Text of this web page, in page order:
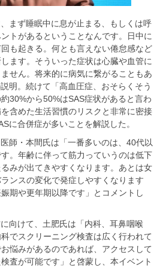
まず睡眠中に息が止まる、もしくは呼
トがあるということなんです。日中に
も起きる。何とも言えない倦怠感など
ます。そういった症状は心臓や血管に
せん。将来的に病気に繋がることもあ
明。続けて「高血圧症、おそらくそう
30%から50%はSAS症状があると言わ
含めた生活習慣のリスクと非常に密接
に合併症が多いことを解説した。
師・本間氏は「一番多いのは、40代以
。年齢に伴って筋力っていうのは低下
みが出てきやすくなります。あとは女
ンスの変化で発症しやすくなります
期や更年期以降です」とコメントし
向けて、土肥氏は「内科、耳鼻咽喉
でスクリーニング検査は広く行われて
悩みがあるのであれば、アクセスして
査が可能です」と啓蒙し、本イベント